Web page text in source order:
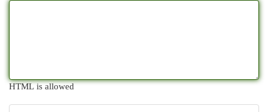
HTML is allowed